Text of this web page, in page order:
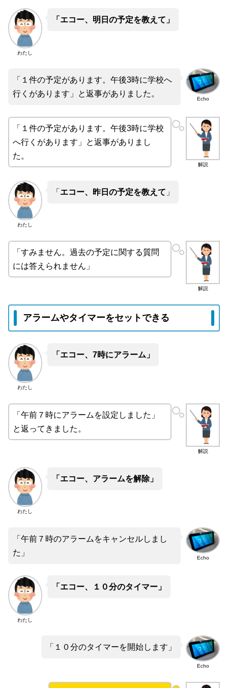
わたし
「エコー、明日の予定を教えて」
Echo
「１件の予定があります。午後3時に学校へ
行くがあります」と返事がありました。
解説
「１件の予定があります。午後3時に学校
へ行くがあります」と返事がありまし
た。
わたし
「 エコー、昨日の予定を教えて 」
解説
「すみません。過去の予定に関する質問
には答えられません」
アラームやタイマーをセットできる
わたし
「エコー、7時にアラーム」
解説
「午前７時にアラームを設定しました」
と返ってきました。
わたし
「エコー、アラームを解除」
Echo
「午前７時のアラームをキャンセルしまし
た」
わたし
「エコー、１０分のタイマー」
Echo
「１０分のタイマーを開始します」